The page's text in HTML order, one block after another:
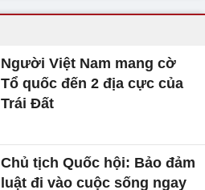
Người Việt Nam mang cờ
Tổ quốc đến 2 địa cực của
Trái Đất
Chủ tịch Quốc hội: Bảo đảm
luật đi vào cuộc sống ngay